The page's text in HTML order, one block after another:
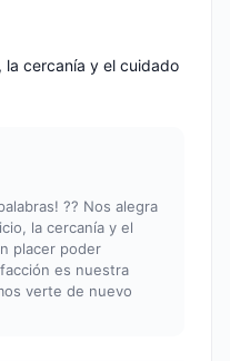
la cercanía y el cuidado
?? Nos alegra
la cercanía y el
placer poder
es nuestra
verte de nuevo